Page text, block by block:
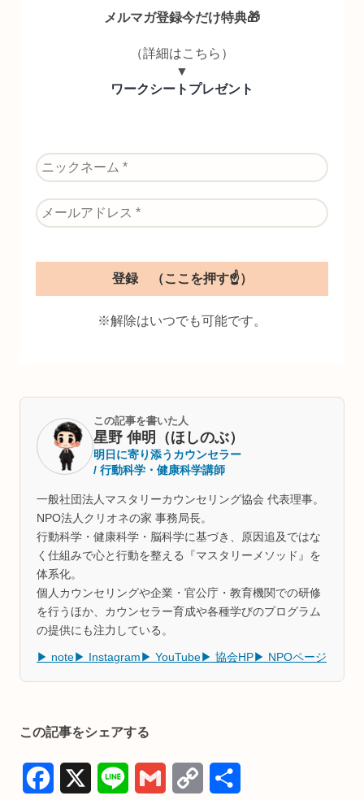
メルマガ登録今だけ特典🎁
（詳細はこちら）
▼
ワークシートプレゼント
※解除はいつでも可能です。
この記事を書いた人
星野 伸明（ほしのぶ）
明日に寄り添うカウンセラー
/ 行動科学・健康科学講師
一般社団法人マスタリーカウンセリング協会 代表理事。
NPO法人クリオネの家 事務局長。
行動科学・健康科学・脳科学に基づき、原因追及ではな
く仕組みで心と行動を整える『マスタリーメソッド』を
体系化。
個人カウンセリングや企業・官公庁・教育機関での研修
を行うほか、カウンセラー育成や各種学びのプログラム
の提供にも注力している。
▶ note ▶ Instagram ▶ YouTube ▶ 協会HP ▶ NPOページ
この記事をシェアする